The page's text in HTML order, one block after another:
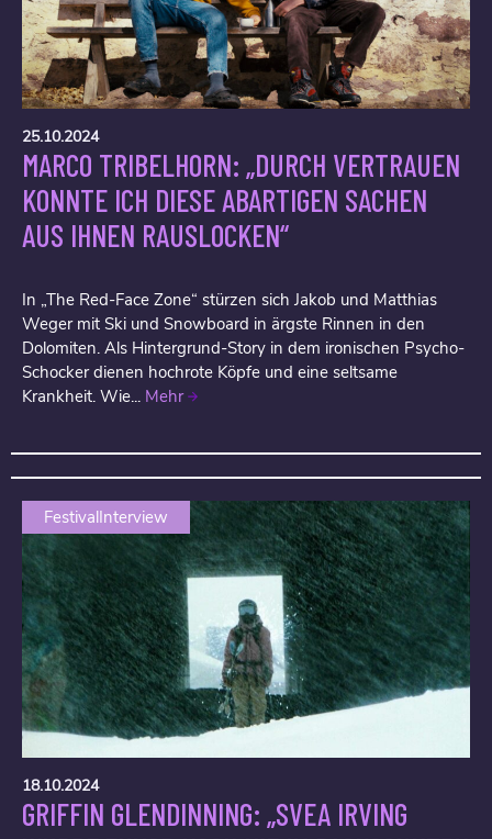
25.10.2024
MARCO TRIBELHORN: „DURCH VERTRAUEN
KONNTE ICH DIESE ABARTIGEN SACHEN
AUS IHNEN RAUSLOCKEN“
In „The Red-Face Zone“ stürzen sich Jakob und Matthias
Weger mit Ski und Snowboard in ärgste Rinnen in den
Dolomiten. Als Hintergrund-Story in dem ironischen Psycho-
Schocker dienen hochrote Köpfe und eine seltsame
Krankheit. Wie... Mehr
FestivalInterview
18.10.2024
GRIFFIN GLENDINNING: „SVEA IRVING